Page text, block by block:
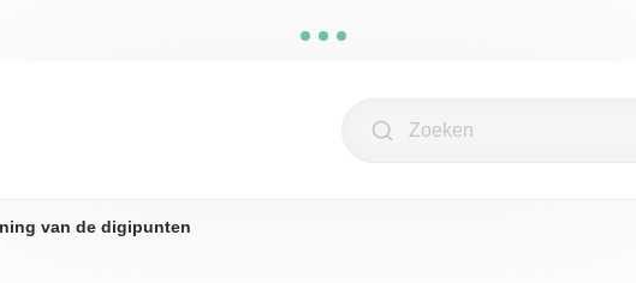
Zoeken
van de digipunten